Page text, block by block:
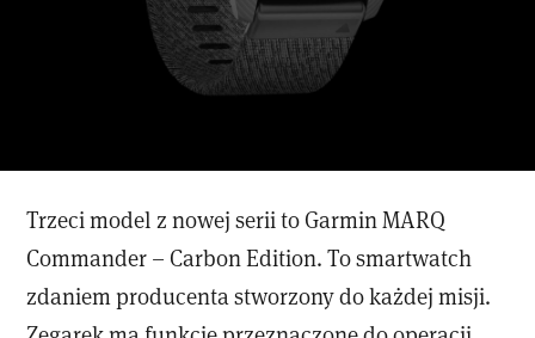
Trzeci model z nowej serii to Garmin MARQ
Commander – Carbon Edition. To smartwatch
zdaniem producenta stworzony do każdej misji.